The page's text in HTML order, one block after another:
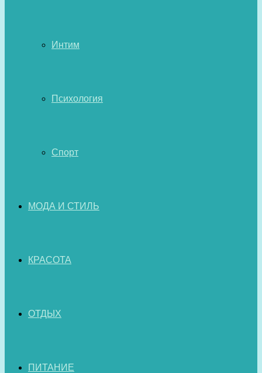
Интим
Психология
Спорт
МОДА И СТИЛЬ
КРАСОТА
ОТДЫХ
ПИТАНИЕ